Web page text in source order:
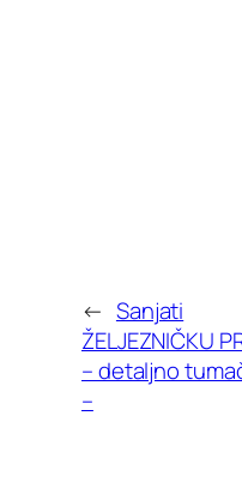
← Sanjati
ŽELJEZNIČKU
– detaljno
–